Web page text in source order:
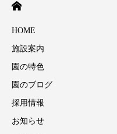
HOME
施設案内
園の特色
園のブログ
採用情報
お知らせ